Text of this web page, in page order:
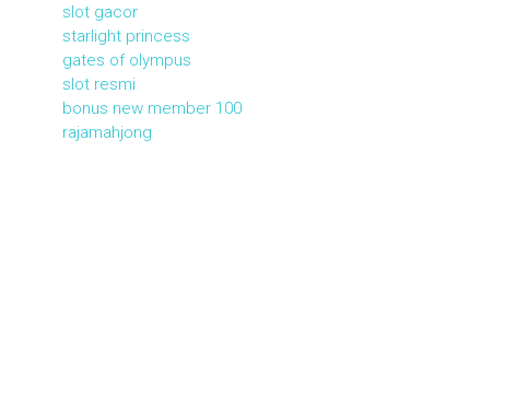
slot gacor
starlight princess
gates of olympus
slot resmi
bonus new member 100
rajamahjong